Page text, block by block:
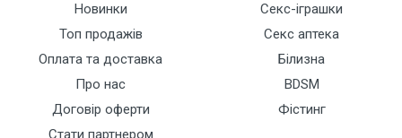
Новинки
Топ продажів
Оплата та доставка
Про нас
Договір оферти
Стати партнером
Секс-іграшки
Секс аптека
Білизна
BDSM
Фістинг